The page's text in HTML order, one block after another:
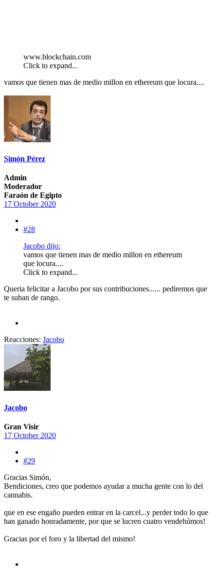
www.blockchain.com
Click to expand...
vamos que tienen mas de medio millon en ethereum que locura....
Simón Pérez
Admin
Moderador
Faraón de Egipto
17 October 2020
#28
Jacobo dijo:
vamos que tienen mas de medio millon en ethereum
que locura....
Click to expand...
Queria felicitar a Jacobo por sus contribuciones...... pediremos que
te suban de rango.
Reacciones: Jacobo
Jacobo
Gran Visir
17 October 2020
#29
Gracias Simón,
Bendiciones, creo que podemos ayudar a mucha gente con lo del
cannabis.
que en ese engaño pueden entrar en la carcel...y perder todo lo que
han ganado honradamente, por que se lucren cuatro vendehúmos!
Gracias por el foro y la libertad del mismo!